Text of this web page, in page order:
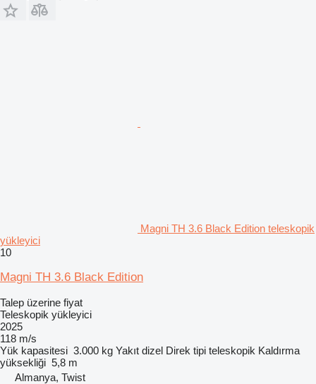
Magni TH 3.6 Black Edition teleskopik
yükleyici
10
Magni TH 3.6 Black Edition
Talep üzerine fiyat
Teleskopik yükleyici
2025
118 m/s
Yük kapasitesi 3.000 kg Yakıt dizel Direk tipi teleskopik Kaldırma
yüksekliği 5,8 m
Almanya, Twist